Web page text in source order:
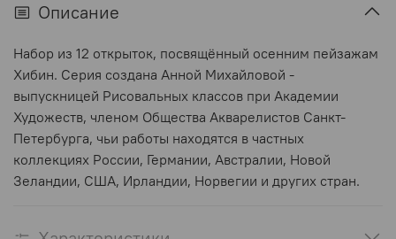
Описание
Набор из 12 открыток, посвящённый осенним пейзажам
Хибин. Серия создана Анной Михайловой -
выпускницей Рисовальных классов при Академии
Художеств, членом Общества Акварелистов Санкт-
Петербурга, чьи работы находятся в частных
коллекциях России, Германии, Австралии, Новой
Зеландии, США, Ирландии, Норвегии и других стран.